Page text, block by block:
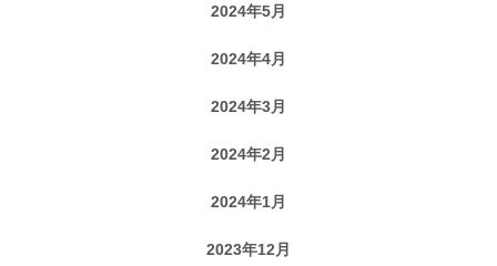
2024年5月
2024年4月
2024年3月
2024年2月
2024年1月
2023年12月